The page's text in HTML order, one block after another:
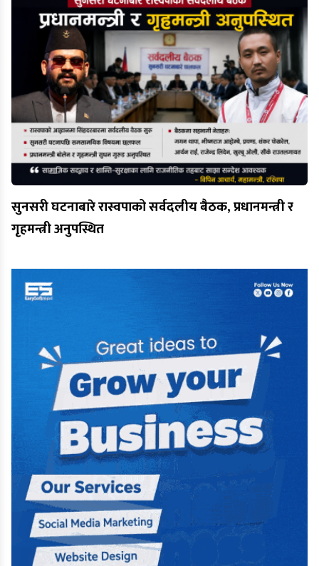
सुनसरी घटनाबारे रास्वपाको सर्वदलीय बैठक, प्रधानमन्त्री र
गृहमन्त्री अनुपस्थित